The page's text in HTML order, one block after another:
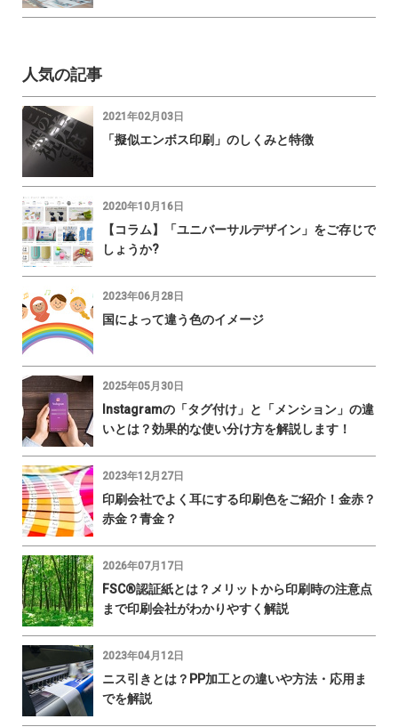
人気の記事
2021年02月03日
「擬似エンボス印刷」のしくみと特徴
2020年10月16日
【コラム】「ユニバーサルデザイン」をご存じで
しょうか?
2023年06月28日
国によって違う色のイメージ
2025年05月30日
Instagramの「タグ付け」と「メンション」の違
いとは？効果的な使い分け方を解説します！
2023年12月27日
印刷会社でよく耳にする印刷色をご紹介！金赤？
赤金？青金？
2026年07月17日
FSC®認証紙とは？メリットから印刷時の注意点
まで印刷会社がわかりやすく解説
2023年04月12日
ニス引きとは？PP加工との違いや方法・応用ま
でを解説